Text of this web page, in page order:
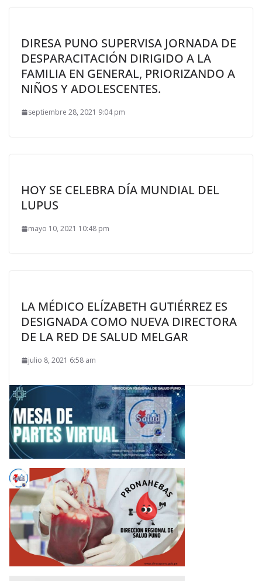
DIRESA PUNO SUPERVISA JORNADA DE
DESPARACITACIÓN DIRIGIDO A LA
FAMILIA EN GENERAL, PRIORIZANDO A
NIÑOS Y ADOLESCENTES.
septiembre 28, 2021 9:04 pm
HOY SE CELEBRA DÍA MUNDIAL DEL
LUPUS
mayo 10, 2021 10:48 pm
LA MÉDICO ELÍZABETH GUTIÉRREZ ES
DESIGNADA COMO NUEVA DIRECTORA
DE LA RED DE SALUD MELGAR
julio 8, 2021 6:58 am